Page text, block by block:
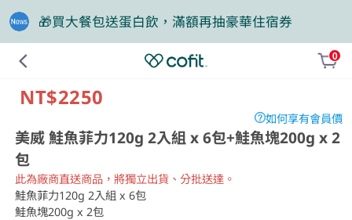
❤️老爸我來守護，專區商品任2件88折
0
NT$2250
如何享有會員價
美威 鮭魚菲力120g 2入組 x 6包+鮭魚塊200g x 2
包
此為廠商直送商品，將獨立出貨、分批送達。
鮭魚菲力120g 2入組 x 6包
鮭魚塊200g x 2包